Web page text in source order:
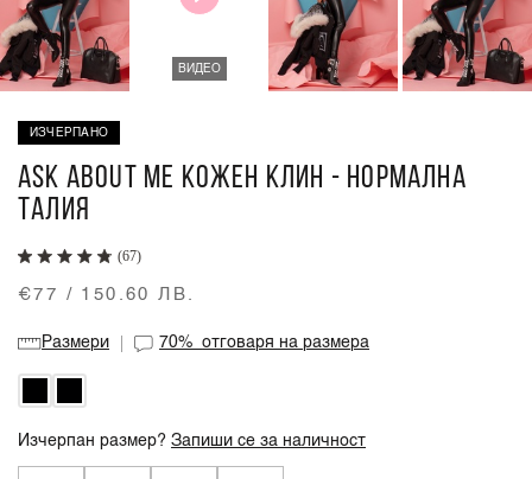
ВИДЕО
ИЗЧЕРПАНО
ASK ABOUT ME КОЖЕН КЛИН - НОРМАЛНА
ТАЛИЯ
(67)
€77 / 150.60 ЛВ.
Размери 70%отговаря на размера
Изчерпан размер?Запиши се за наличност